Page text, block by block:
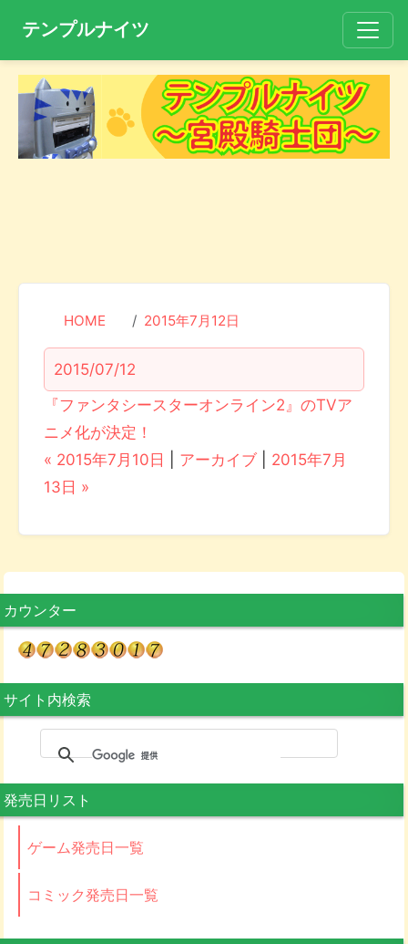
テンプルナイツ
HOME 2015年7月12日
2015/07/12
『ファンタシースターオンライン2』のTVア
ニメ化が決定！
« 2015年7月10日
アーカイブ
2015年7月
13日 »
カウンター
サイト内検索
発売日リスト
ゲーム発売日一覧
コミック発売日一覧